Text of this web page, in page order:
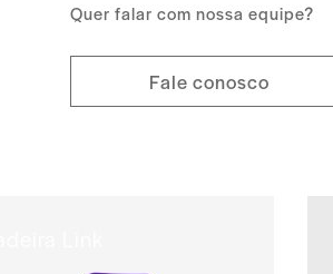
Quer falar com nossa equipe?
Fale conosco